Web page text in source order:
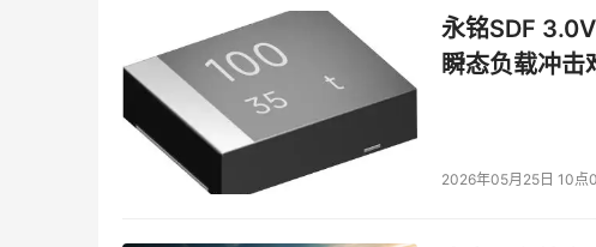
论了将近20年。当我摆事实的时候，他们从来不面对
自己的喜好挑选事实然后得出结论，但是市场不这么
见的例外)。我们生活在一个随时变化的复杂世界里，
下次，我会讨论服务器和文件系统领域中同样的现象。
永铭SDF
瞬态负载冲击
2026年05月25日 10点